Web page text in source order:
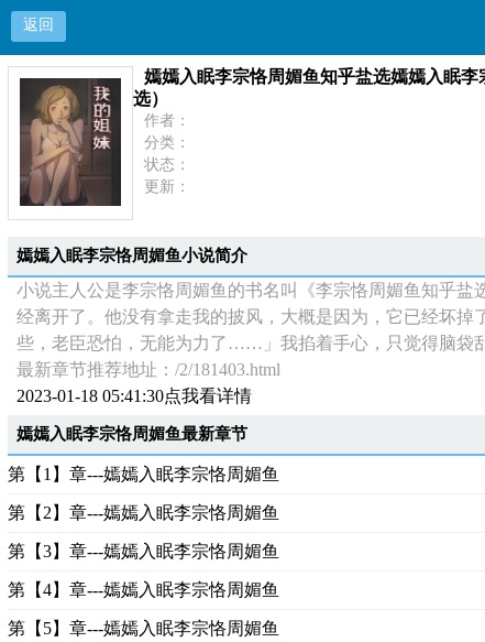
返回
嫣嫣入眠李宗恪周媚鱼知乎盐选嫣嫣入眠李宗
嫣嫣入眠李宗恪周媚鱼知乎盐选嫣嫣入眠
选）
作者：
分类：
状态：
更新：
嫣嫣入眠李宗恪周媚鱼小说简介
小说主人公是李宗恪周媚鱼的书名叫《李宗恪周媚鱼知乎
经离开了。他没有拿走我的披风，大概是因为，它已经坏
些，老臣恐怕，无能为力了……」我掐着手心，只觉得脑袋
最新章节推荐地址：/2/181403.html
2023-01-18 05:41:30点我看详情
嫣嫣入眠李宗恪周媚鱼最新章节
第【1】章---嫣嫣入眠李宗恪周媚鱼
第【2】章---嫣嫣入眠李宗恪周媚鱼
第【3】章---嫣嫣入眠李宗恪周媚鱼
第【4】章---嫣嫣入眠李宗恪周媚鱼
第【5】章---嫣嫣入眠李宗恪周媚鱼